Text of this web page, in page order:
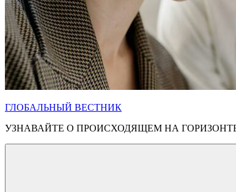
ГЛОБАЛЬНЫЙ ВЕСТНИК
УЗНАВАЙТЕ О ПРОИСХОДЯЩЕМ НА